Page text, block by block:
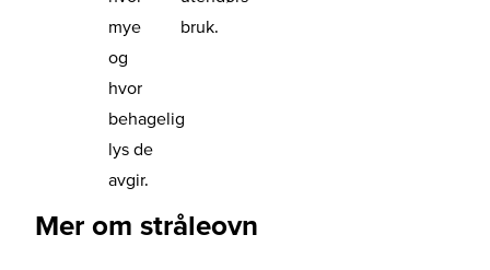
mye
og
hvor
behagelig
lys de
avgir.
bruk.
Mer om stråleovn